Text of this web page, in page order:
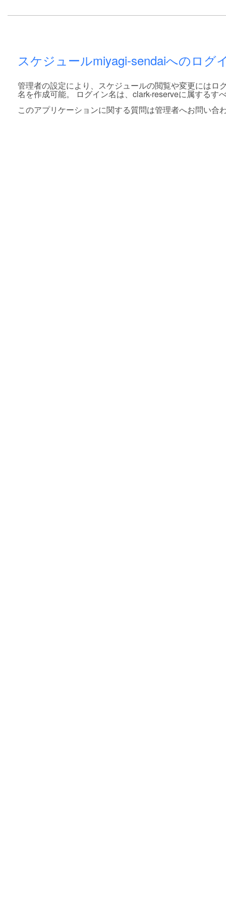
スケジュールmiyagi-sendaiへのログ
管理者の設定により、スケジュールの閲覧や変更には
名を作成可能。 ログイン名は、clark-reserveに属するす
このアプリケーションに関する質問は管理者へお問い合